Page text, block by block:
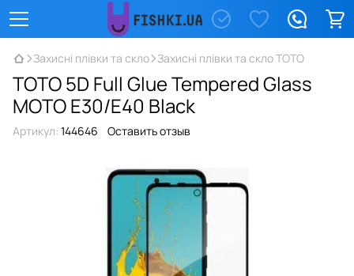
Захисні плівки та скло Захисні плівки та скло TOTO
TOTO 5D Full Glue Tempered Glass
MOTO E30/E40 Black
Артикул: 144646 Оставить отзыв